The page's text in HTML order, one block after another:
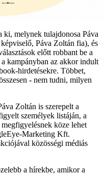
melynek tulajdonosa Páva
Páva Zoltán fia), és
előtt robbant be a
a kampányban az akkor indult
hirdetésekre. Többet,
- nem tudni, milyen
Zoltán is szerepelt a
személyek listáján, a
köze lehet
Marketing Kft.
közösségi médiás
a hírekbe, amikor a